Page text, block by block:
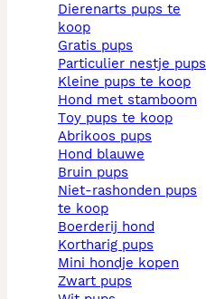
dierenarts pups te
koop
gratis pups
particulier nestje pups
kleine pups te koop
hond met stamboom
toy pups te koop
abrikoos pups
hond blauwe
bruin pups
niet-rashonden pups
te koop
boerderij hond
kortharig pups
mini hondje kopen
zwart pups